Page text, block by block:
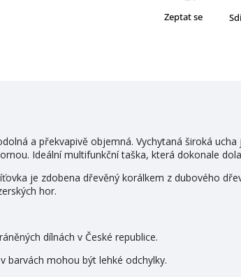
Zeptat se
a překvapivě objemná. Vychytaná široká
Ideální multifunkční taška, která dokonale
je zdobena dřevěný korálkem z dubového
hor.
dílnách v České republice.
barvách mohou být lehké odchylky.